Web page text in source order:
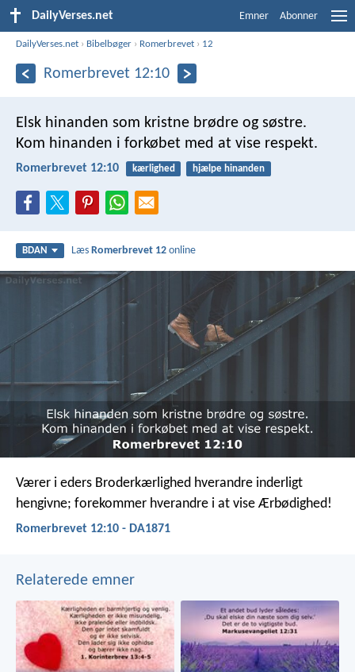
DailyVerses.net Emner Abonner
DailyVerses.net › Bibelbøger › Romerbrevet › 12
Romerbrevet 12:10
Elsk hinanden som kristne brødre og søstre.
Kom hinanden i forkøbet med at vise respekt.
Romerbrevet 12:10 kærlighed hjælpe hinanden
BDAN LæsRomerbrevet 12 online
Værer i eders Broderkærlighed hverandre inderligt
hengivne; forekommer hverandre i at vise Ærbødighed!
Romerbrevet 12:10 - DA1871
Relaterede emner